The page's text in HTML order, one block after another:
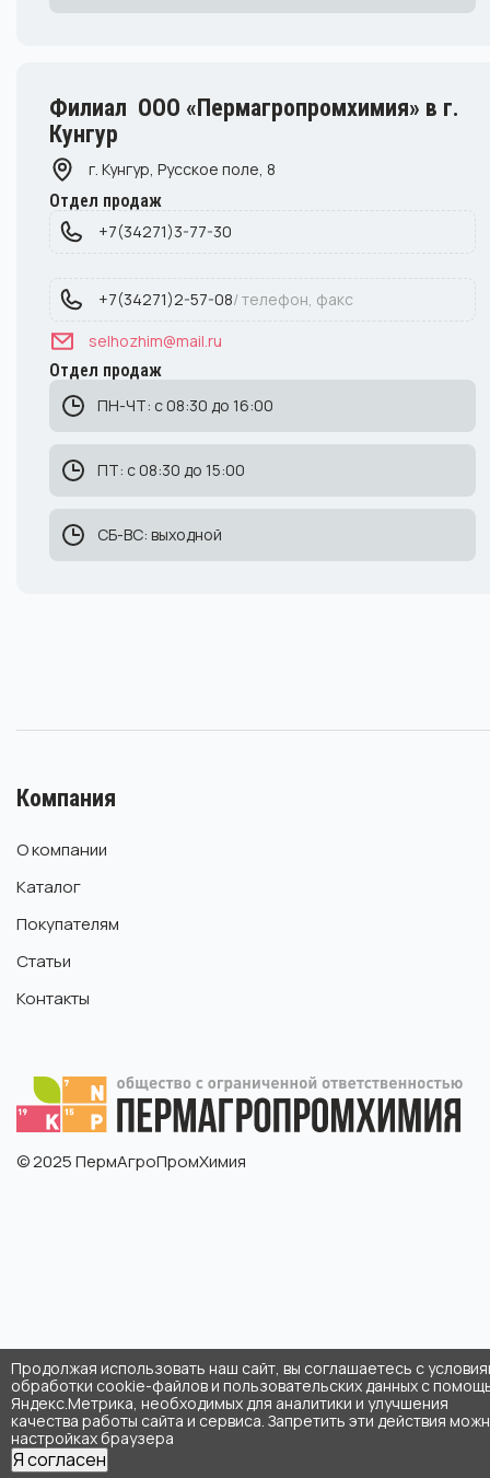
Филиал ООО «Пермагропромхимия» в г.
Кунгур
г. Кунгур, Русское поле, 8
Отдел продаж
+7(34271)3-77-30
+7(34271)2-57-08/ телефон, факс
selhozhim@mail.ru
Отдел продаж
ПН-ЧТ: с 08:30 до 16:00
ПТ: с 08:30 до 15:00
СБ-ВС: выходной
Компания
О компании
Каталог
Покупателям
Статьи
Контакты
© 2025 ПермАгроПромХимия
Продолжая использовать наш сайт, вы соглашаетесь с
обработки cookie-файлов и пользовательских данных с
Яндекс.Метрика, необходимых для аналитики и улучшения
качества работы сайта и сервиса. Запретить эти действия
настройках браузера
Я согласен